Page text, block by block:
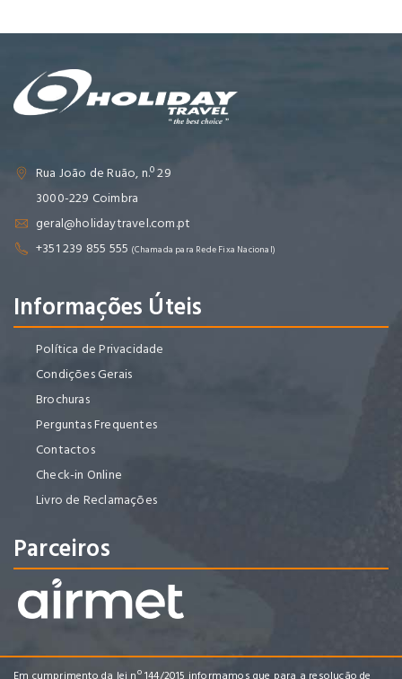
Rua João de Ruão, n.º 29
3000-229 Coimbra
geral@holidaytravel.com.pt
+351 239 855 555 (Chamada para Rede Fixa Nacional)
Informações Úteis
Política de Privacidade
Condições Gerais
Brochuras
Perguntas Frequentes
Contactos
Check-in Online
Livro de Reclamações
Parceiros